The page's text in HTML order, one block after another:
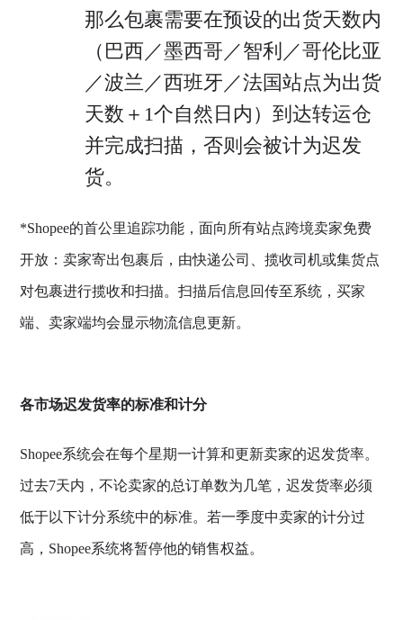
那么包裹需要在预设的出货天数内
（巴西／墨西哥／智利／哥伦比亚
／波兰／西班牙／法国站点为出货
天数＋1个自然日内）到达转运仓
并完成扫描，否则会被计为迟发
货。
*Shopee的首公里追踪功能，面向所有站点跨境卖家免费
开放：卖家寄出包裹后，由快递公司、揽收司机或集货点
对包裹进行揽收和扫描。扫描后信息回传至系统，买家
端、卖家端均会显示物流信息更新。
各市场迟发货率的标准和计分
Shopee系统会在每个星期一计算和更新卖家的迟发货率。
过去7天内，不论卖家的总订单数为几笔，迟发货率必须
低于以下计分系统中的标准。若一季度中卖家的计分过
高，Shopee系统将暂停他的销售权益。